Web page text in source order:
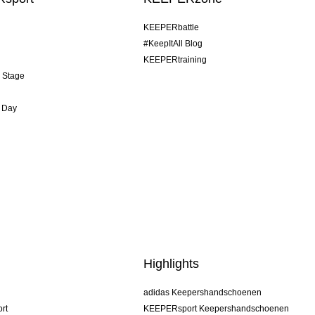
Stage
KEEPERbattle
#KeepItAll Blog
KEEPERtraining
Highlights
adidas Keepershandschoenen
KEEPERsport Keepershandschoenen